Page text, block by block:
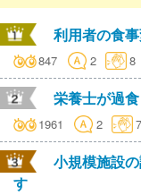
利用者の食
847 2 8
栄養士が過食
1961 2 7
小規模施設
す